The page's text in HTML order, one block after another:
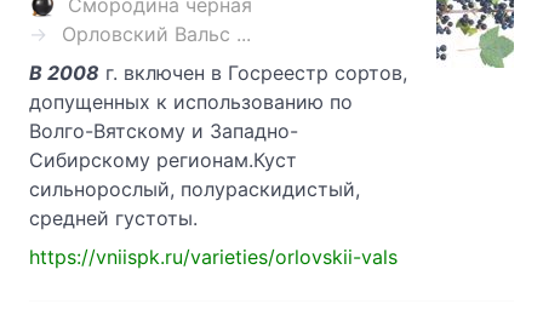
Смородина черная
Орловский Вальс ...
В 2008 г. включен в Госреестр сортов,
допущенных к использованию по
Волго-Вятскому и Западно-
Сибирскому регионам.Куст
сильнорослый, полураскидистый,
средней густоты.
https://vniispk.ru/varieties/orlovskii-vals